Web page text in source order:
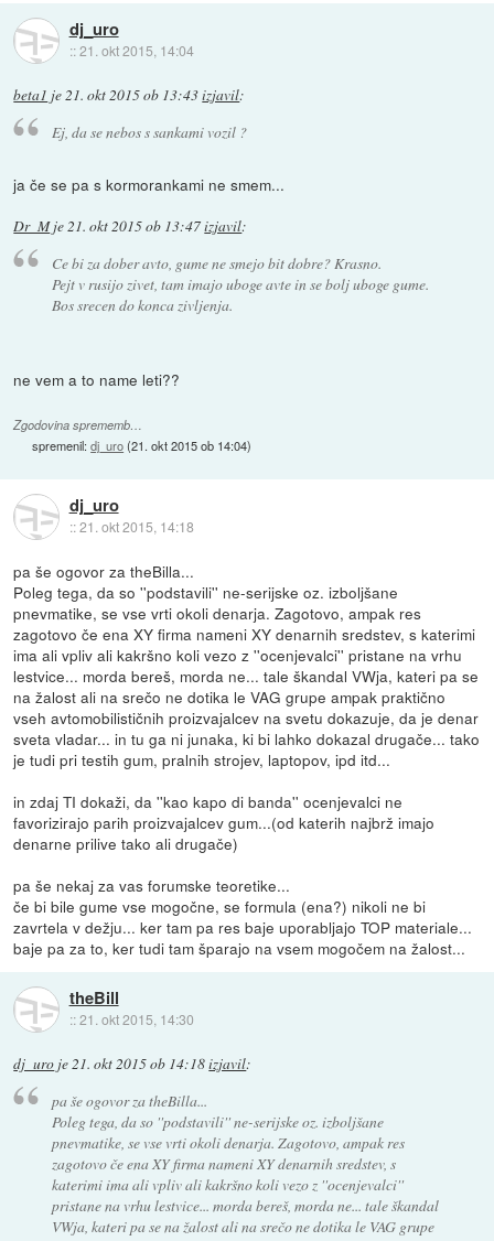
dj_uro
::21. okt 2015, 14:04
beta1 je21. okt 2015 ob 13:43izjavil:
Ej, da se nebos s sankami vozil ?
ja če se pa s kormorankami ne smem...
Dr_Mje21. okt 2015 ob 13:47izjavil:
Ce bi za dober avto, gume ne smejo bit dobre? Krasno.
Pejt v rusijo zivet, tam imajo uboge avte in se bolj uboge gume.
Bos srecen do konca zivljenja.
ne vem a to name leti??
Zgodovina sprememb…
spremenil:dj_uro(21. okt 2015 ob 14:04)
dj_uro
::21. okt 2015, 14:18
pa še ogovor za theBilla...
Poleg tega, da so ''podstavili'' ne-serijske oz. izboljšane
pnevmatike, se vse vrti okoli denarja. Zagotovo, ampak res
zagotovo če ena XY firma nameni XY denarnih sredstev, s katerimi
ima ali vpliv ali kakršno koli vezo z ''ocenjevalci'' pristane na vrhu
lestvice... morda bereš, morda ne... tale škandal VWja, kateri pa se
na žalost ali na srečo ne dotika le VAG grupe ampak praktično
vseh avtomobilističnih proizvajalcev na svetu dokazuje, da je denar
sveta vladar... in tu ga ni junaka, ki bi lahko dokazal drugače... tako
je tudi pri testih gum, pralnih strojev, laptopov, ipd itd...
in zdaj TI dokaži, da ''kao kapo di banda'' ocenjevalci ne
favorizirajo parih proizvajalcev gum...(od katerih najbrž imajo
denarne prilive tako ali drugače)
pa še nekaj za vas forumske teoretike...
če bi bile gume vse mogočne, se formula (ena?) nikoli ne bi
zavrtela v dežju... ker tam pa res baje uporabljajo TOP materiale...
baje pa za to, ker tudi tam šparajo na vsem mogočem na žalost...
theBill
::21. okt 2015, 14:30
dj_uro je21. okt 2015 ob 14:18izjavil:
pa še ogovor za theBilla...
Poleg tega, da so ''podstavili'' ne-serijske oz. izboljšane
pnevmatike, se vse vrti okoli denarja. Zagotovo, ampak res
zagotovo če ena XY firma nameni XY denarnih sredstev, s
katerimi ima ali vpliv ali kakršno koli vezo z ''ocenjevalci''
pristane na vrhu lestvice... morda bereš, morda ne... tale škandal
VWja, kateri pa se na žalost ali na srečo ne dotika le VAG grupe